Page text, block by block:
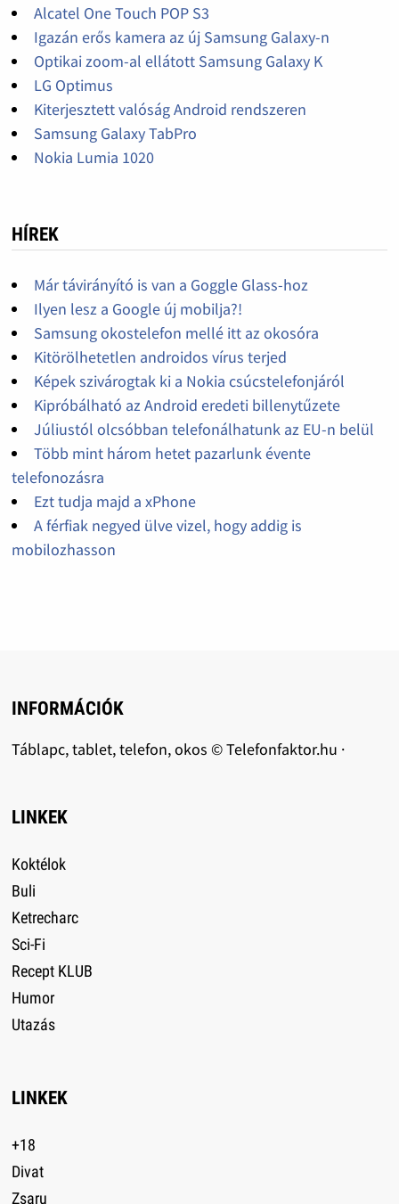
Alcatel One Touch POP S3
Igazán erős kamera az új Samsung Galaxy-n
Optikai zoom-al ellátott Samsung Galaxy K
LG Optimus
Kiterjesztett valóság Android rendszeren
Samsung Galaxy TabPro
Nokia Lumia 1020
HÍREK
Már távirányító is van a Goggle Glass-hoz
Ilyen lesz a Google új mobilja?!
Samsung okostelefon mellé itt az okosóra
Kitörölhetetlen androidos vírus terjed
Képek szivárogtak ki a Nokia csúcstelefonjáról
Kipróbálható az Android eredeti billenytűzete
Júliustól olcsóbban telefonálhatunk az EU-n belül
Több mint három hetet pazarlunk évente
telefonozásra
Ezt tudja majd a xPhone
A férfiak negyed ülve vizel, hogy addig is
mobilozhasson
INFORMÁCIÓK
Táblapc, tablet, telefon, okos © Telefonfaktor.hu ·
LINKEK
Koktélok
Buli
Ketrecharc
Sci-Fi
Recept KLUB
Humor
Utazás
LINKEK
+18
Divat
Zsaru